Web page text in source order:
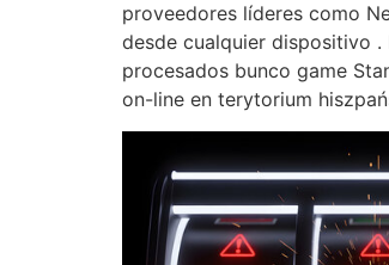
proveedores líderes como
desde cualquier dispositivo
procesados ​​bunco game
on-line en terytorium